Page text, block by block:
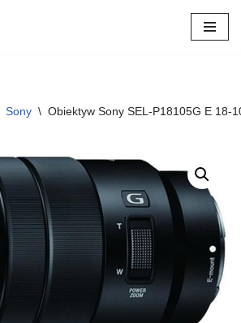
Sony \ Obiektyw Sony SEL-P18105G E 18-